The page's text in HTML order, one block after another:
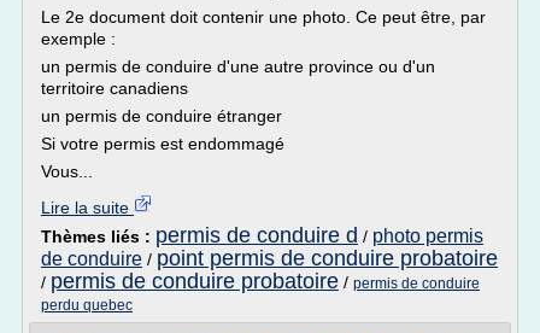
Le 2e document doit contenir une photo. Ce peut être, par
exemple :
un permis de conduire d'une autre province ou d'un
territoire canadiens
un permis de conduire étranger
Si votre permis est endommagé
Vous...
Lire la suite
Thèmes liés : permis de conduire d / photo permis
de conduire / point permis de conduire probatoire
/ permis de conduire probatoire / permis de conduire
perdu quebec